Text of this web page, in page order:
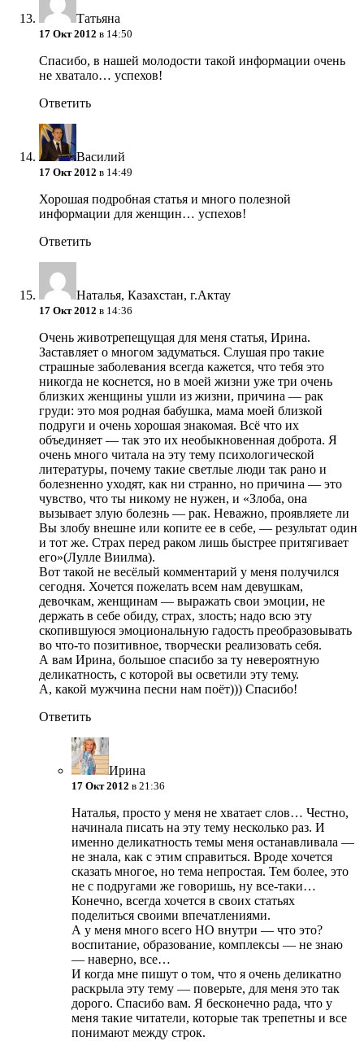
Татьяна
17 Окт 2012 в 14:50
Спасибо, в нашей молодости такой информации очень
не хватало… успехов!
Ответить
Василий
17 Окт 2012 в 14:49
Хорошая подробная статья и много полезной
информации для женщин… успехов!
Ответить
Наталья, Казахстан, г.Актау
17 Окт 2012 в 14:36
Очень животрепещущая для меня статья, Ирина.
Заставляет о многом задуматься. Слушая про такие
страшные заболевания всегда кажется, что тебя это
никогда не коснется, но в моей жизни уже три очень
близких женщины ушли из жизни, причина — рак
груди: это моя родная бабушка, мама моей близкой
подруги и очень хорошая знакомая. Всё что их
объединяет — так это их необыкновенная доброта. Я
очень много читала на эту тему психологической
литературы, почему такие светлые люди так рано и
болезненно уходят, как ни странно, но причина — это
чувство, что ты никому не нужен, и «Злоба, она
вызывает злую болезнь — рак. Неважно, проявляете ли
Вы злобу внешне или копите ее в себе, — результат один
и тот же. Страх перед раком лишь быстрее притягивает
его»(Лулле Виилма).
Вот такой не весёлый комментарий у меня получился
сегодня. Хочется пожелать всем нам девушкам,
девочкам, женщинам — выражать свои эмоции, не
держать в себе обиду, страх, злость; надо всю эту
скопившуюся эмоциональную гадость преобразовывать
во что-то позитивное, творчески реализовать себя.
А вам Ирина, большое спасибо за ту невероятную
деликатность, с которой вы осветили эту тему.
А, какой мужчина песни нам поёт))) Спасибо!
Ответить
Ирина
17 Окт 2012 в 21:36
Наталья, просто у меня не хватает слов… Честно,
начинала писать на эту тему несколько раз. И
именно деликатность темы меня останавливала —
не знала, как с этим справиться. Вроде хочется
сказать многое, но тема непростая. Тем более, это
не с подругами же говоришь, ну все-таки…
Конечно, всегда хочется в своих статьях
поделиться своими впечатлениями.
А у меня много всего НО внутри — что это?
воспитание, образование, комплексы — не знаю
— наверно, все…
И когда мне пишут о том, что я очень деликатно
раскрыла эту тему — поверьте, для меня это так
дорого. Спасибо вам. Я бесконечно рада, что у
меня такие читатели, которые так трепетны и все
понимают между строк.